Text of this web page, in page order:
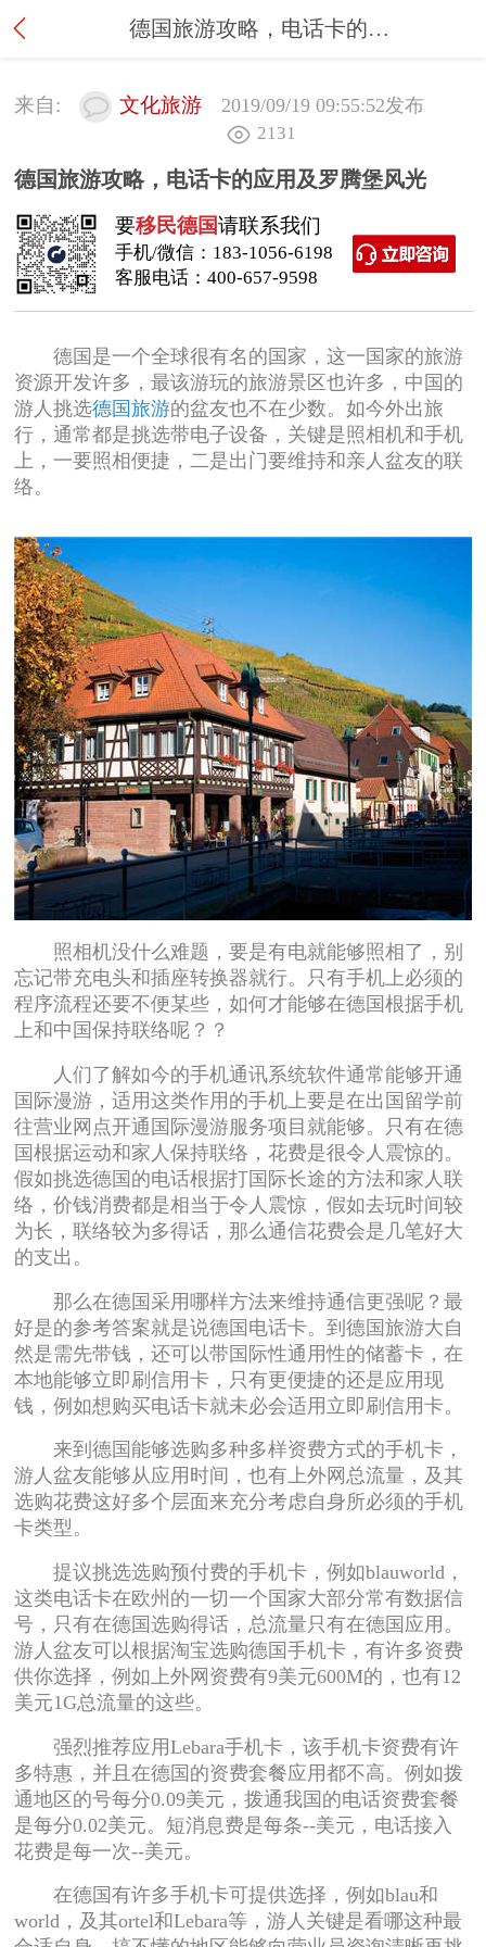
德国旅游攻略，电话卡的应用及罗腾堡风光
来自: 文化旅游 2019/09/19 09:55:52发布
2131
德国旅游攻略，电话卡的应用及罗腾堡风光
要移民德国请联系我们
手机/微信： 183-1056-6198
客服电话： 400-657-9598
德国是一个全球很有名的国家，这一国家的旅游
资源开发许多，最该游玩的旅游景区也许多，中国的
游人挑选德国旅游的盆友也不在少数。如今外出旅
行，通常都是挑选带电子设备，关键是照相机和手机
上，一要照相便捷，二是出门要维持和亲人盆友的联
络。
照相机没什么难题，要是有电就能够照相了，别
忘记带充电头和插座转换器就行。只有手机上必须的
程序流程还要不便某些，如何才能够在德国根据手机
上和中国保持联络呢？？
人们了解如今的手机通讯系统软件通常能够开通
国际漫游，适用这类作用的手机上要是在出国留学前
往营业网点开通国际漫游服务项目就能够。只有在德
国根据运动和家人保持联络，花费是很令人震惊的。
假如挑选德国的电话根据打国际长途的方法和家人联
络，价钱消费都是相当于令人震惊，假如去玩时间较
为长，联络较为多得话，那么通信花费会是几笔好大
的支出。
那么在德国采用哪样方法来维持通信更强呢？最
好是的参考答案就是说德国电话卡。到德国旅游大自
然是需先带钱，还可以带国际性通用性的储蓄卡，在
本地能够立即刷信用卡，只有更便捷的还是应用现
钱，例如想购买电话卡就未必会适用立即刷信用卡。
来到德国能够选购多种多样资费方式的手机卡，
游人盆友能够从应用时间，也有上外网总流量，及其
选购花费这好多个层面来充分考虑自身所必须的手机
卡类型。
提议挑选选购预付费的手机卡，例如blauworld，
这类电话卡在欧州的一切一个国家大部分常有数据信
号，只有在德国选购得话，总流量只有在德国应用。
游人盆友可以根据淘宝选购德国手机卡，有许多资费
供你选择，例如上外网资费有9美元600M的，也有12
美元1G总流量的这些。
强烈推荐应用Lebara手机卡，该手机卡资费有许
多特惠，并且在德国的资费套餐应用都不高。例如拨
通地区的号每分0.09美元，拨通我国的电话资费套餐
是每分0.02美元。短消息费是每条--美元，电话接入
花费是每一次--美元。
在德国有许多手机卡可提供选择，例如blau和
world，及其ortel和Lebara等，游人关键是看哪这种最